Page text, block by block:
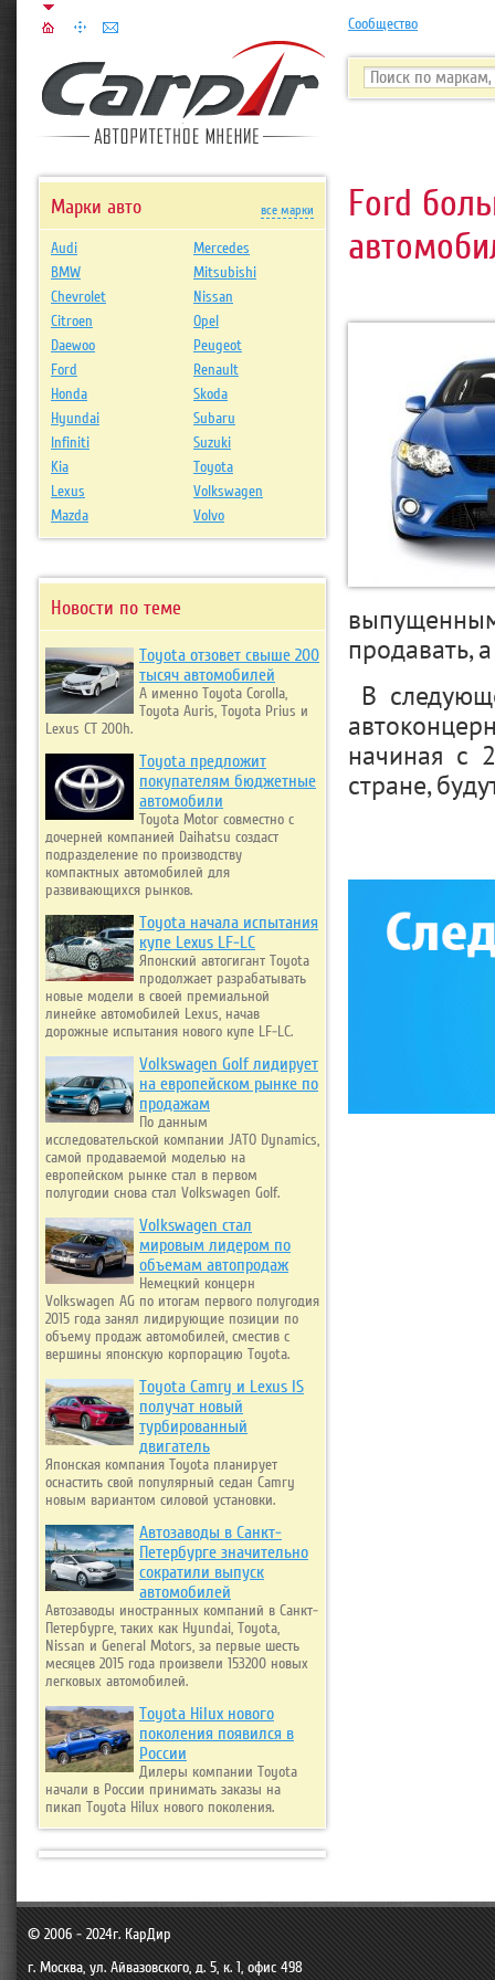
Сообщество
Ford
продавать,
В
начиная с
стране,
Марки авто все марки
Audi
Mercedes
BMW
Mitsubishi
Chevrolet
Nissan
Citroen
Opel
Daewoo
Peugeot
Ford
Renault
Honda
Skoda
Hyundai
Subaru
Infiniti
Suzuki
Kia
Toyota
Lexus
Volkswagen
Mazda
Volvo
Новости по теме
Toyota отзовет свыше 200
тысяч автомобилей
А именно Toyota Corolla,
Toyota Auris, Toyota Prius и
Lexus CT 200h.
Toyota предложит
покупателям бюджетные
автомобили
Toyota Motor совместно с
дочерней компанией Daihatsu создаст
подразделение по производству
компактных автомобилей для
развивающихся рынков.
Toyota начала испытания
купе Lexus LF-LC
Японский автогигант Toyota
продолжает разрабатывать
новые модели в своей премиальной
линейке автомобилей Lexus, начав
дорожные испытания нового купе LF-LC.
Volkswagen Golf лидирует
на европейском рынке по
продажам
По данным
исследовательской компании JATO Dynamics,
самой продаваемой моделью на
европейском рынке стал в первом
полугодии снова стал Volkswagen Golf.
Volkswagen стал
мировым лидером по
объемам автопродаж
Немецкий концерн
Volkswagen AG по итогам первого полугодия
2015 года занял лидирующие позиции по
объему продаж автомобилей, сместив с
вершины японскую корпорацию Toyota.
Toyota Camry и Lexus IS
получат новый
турбированный
двигатель
Японская компания Toyota планирует
оснастить свой популярный седан Camry
новым вариантом силовой установки.
Автозаводы в Санкт-
Петербурге значительно
сократили выпуск
автомобилей
Автозаводы иностранных компаний в Санкт-
Петербурге, таких как Hyundai, Toyota,
Nissan и General Motors, за первые шесть
месяцев 2015 года произвели 153200 новых
легковых автомобилей.
Toyota Hilux нового
поколения появился в
России
Дилеры компании Toyota
начали в России принимать заказы на
пикап Toyota Hilux нового поколения.
© 2006 - 2024г. КарДир
г. Москва, ул. Айвазовского, д. 5, к. 1, офис 498